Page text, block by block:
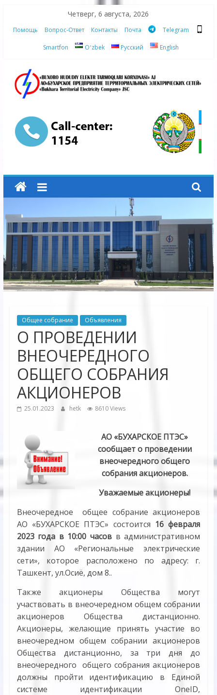
content
Четверг, 6 августа, 2026
Помощь Вопрос-Ответ Контакты Почта Telegram
Smartfon Oʻzbek Русский English
АО
"Бухарское
Предприятие
Территориальных
Электрических
сетей"
АО
"Бухарское
Электрических
сетей"
Общее собрание Объявления
О ПРОВЕДЕНИИ
ВНЕОЧЕРЕДНОГО
ОБЩЕГО СОБРАНИЯ
АКЦИОНЕРОВ
25.01.2023 hetk 8610 Views
АО «БУХАРСКОЕ ПТЭС»
cообщает о проведении
внеочередного общего
собрания акционеров.
Уважаемые акционеры!
Внеочередное общее собрание акционеров
АО «БУХАРСКОЕ ПТЭС» состоится 16 февраля
2023 года в 10:00 часов в административном
здании АО «Региональные электрические
сети», которое расположено по адресу: г.
Ташкент, ул.Осиё, дом 8..
Также акционеры Общества могут
участвовать в внеочередном общем собрании
акционеров Общества дистанционно.
Акционеры, желающие принять участие во
внеочередном общем собрании акционеров
Общества дистанционно, за три дня до
внеочередного общего собрания акционеров
должны пройти идентификацию в Единой
системе идентификации OneID,